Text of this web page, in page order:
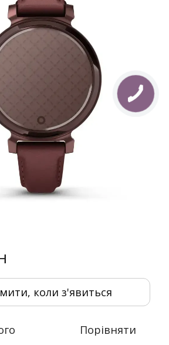
коли з'явиться
Порівняти